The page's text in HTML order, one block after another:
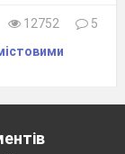
12752
5